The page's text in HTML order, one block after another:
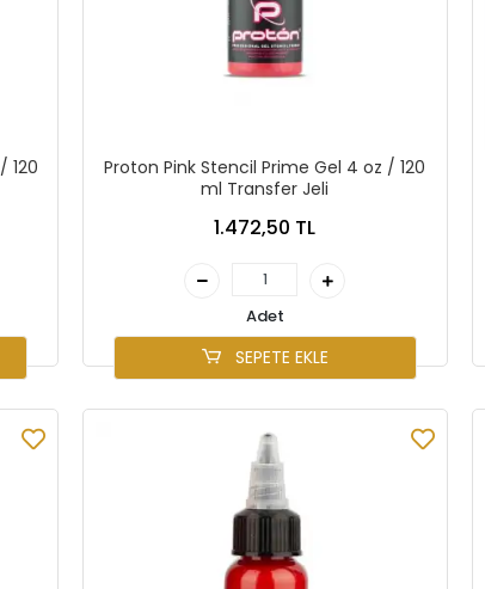
120
Proton Pink Stencil Prime Gel 4 oz / 120
ml Transfer Jeli
1.472,50 TL
Adet
SEPETE EKLE